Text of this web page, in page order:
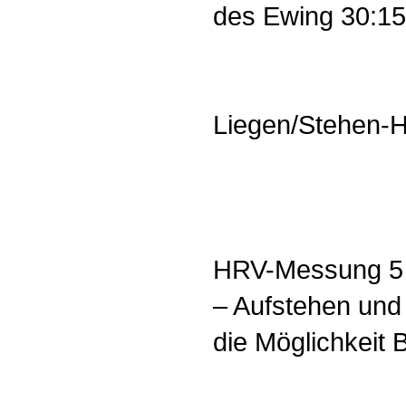
des Ewing
Liegen/Stehen-
HRV-Messung
– Aufstehen
die Möglichkeit